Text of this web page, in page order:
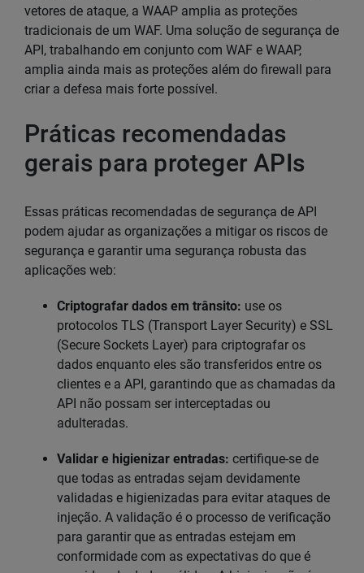
vetores de ataque, a WAAP amplia as proteções
tradicionais de um WAF. Uma solução de segurança de
API, trabalhando em conjunto com WAF e WAAP,
amplia ainda mais as proteções além do firewall para
criar a defesa mais forte possível.
Práticas recomendadas
gerais para proteger APIs
Essas práticas recomendadas de segurança de API
podem ajudar as organizações a mitigar os riscos de
segurança e garantir uma segurança robusta das
aplicações web:
Criptografar dados em trânsito: use os
protocolos TLS (Transport Layer Security) e SSL
(Secure Sockets Layer) para criptografar os
dados enquanto eles são transferidos entre os
clientes e a API, garantindo que as chamadas da
API não possam ser interceptadas ou
adulteradas.
Validar e higienizar entradas: certifique-se de
que todas as entradas sejam devidamente
validadas e higienizadas para evitar ataques de
injeção. A validação é o processo de verificação
para garantir que as entradas estejam em
conformidade com as expectativas do que é